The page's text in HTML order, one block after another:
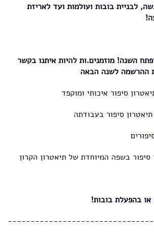
לבניית בובות ועולמות ועד לאריזת
!
השנה! מוזמנים.ות להיות איתנו בקשר
סיפור איכותי ומוקפד
סיפור בעבודתה
סיפור בשפה המיוחדת של תיאטרון הקרון
בהפעלת בובות!